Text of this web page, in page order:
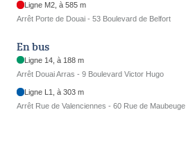
Ligne M2, à 585 m
Arrêt Porte de Douai - 53 Boulevard de Belfort
En bus
Ligne 14, à 188 m
Arrêt Douai Arras - 9 Boulevard Victor Hugo
Ligne L1, à 303 m
Arrêt Rue de Valenciennes - 60 Rue de Maubeuge